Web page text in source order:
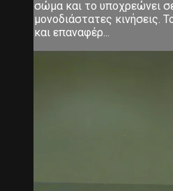
σώμα και το υποχρεώνει
μονοδιάστατες κινήσεις.
και επαναφέρ...